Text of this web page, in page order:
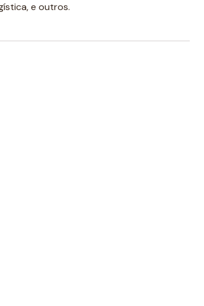
e outros.